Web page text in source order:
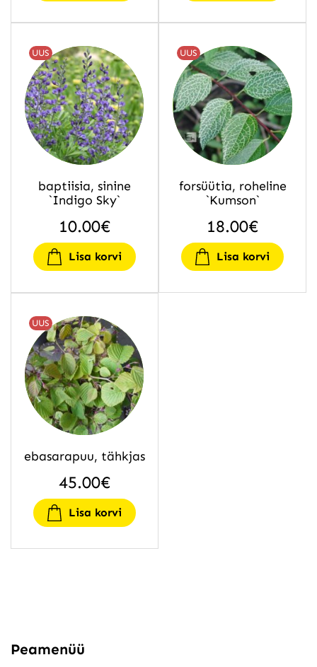
UUS
baptiisia, sinine
`Indigo Sky`
10.00€
Lisa korvi
UUS
forsüütia, roheline
`Kumson`
18.00€
Lisa korvi
UUS
ebasarapuu, tähkjas
45.00€
Lisa korvi
Peamenüü